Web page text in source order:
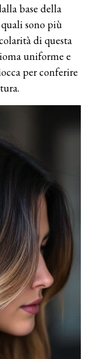
base della
sono più
di questa
uniforme e
per conferire